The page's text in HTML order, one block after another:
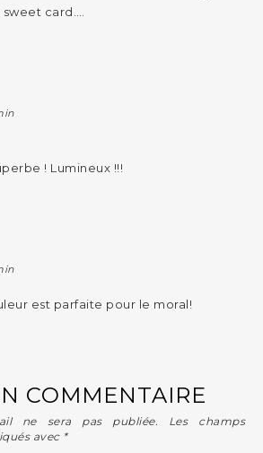
card….
! Lumineux !!!
est parfaite pour le moral!
COMMENTAIRE
ne sera pas publiée.
Les champs
avec *